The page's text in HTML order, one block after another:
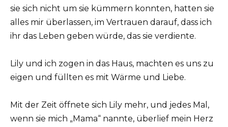
sie sich nicht um sie kümmern konnten, hatten sie
alles mir überlassen, im Vertrauen darauf, dass ich
ihr das Leben geben würde, das sie verdiente.
Lily und ich zogen in das Haus, machten es uns zu
eigen und füllten es mit Wärme und Liebe.
Mit der Zeit öffnete sich Lily mehr, und jedes Mal,
wenn sie mich „Mama“ nannte, überlief mein Herz